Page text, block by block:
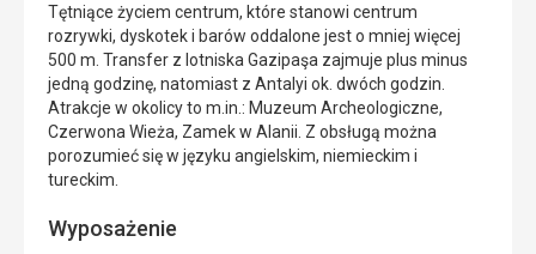
Tętniące życiem centrum, które stanowi centrum
rozrywki, dyskotek i barów oddalone jest o mniej więcej
500 m. Transfer z lotniska Gazipaşa zajmuje plus minus
jedną godzinę, natomiast z Antalyi ok. dwóch godzin.
Atrakcje w okolicy to m.in.: Muzeum Archeologiczne,
Czerwona Wieża, Zamek w Alanii. Z obsługą można
porozumieć się w języku angielskim, niemieckim i
tureckim.
Wyposażenie